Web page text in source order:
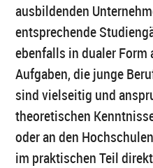
ausbildenden
entsprechende
ebenfalls in dualer Form
Aufgaben, die junge
sind vielseitig und
theoretischen
oder an den
im praktischen Teil